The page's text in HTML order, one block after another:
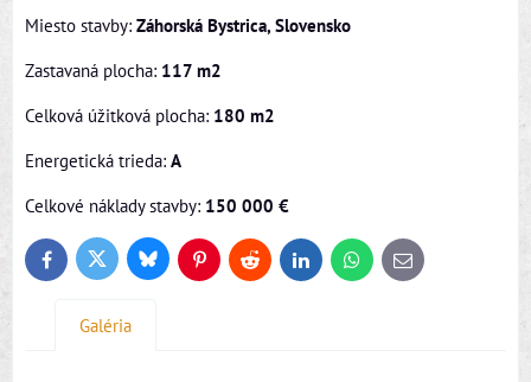
Miesto stavby: Záhorská Bystrica, Slovensko
Zastavaná plocha: 117 m2
Celková úžitková plocha: 180 m2
Energetická trieda: A
Celkové náklady stavby: 150 000 €
FacebookTwitter BlueskyPinterestReddit LinkedInWhatsApp
E-
mail
Galéria